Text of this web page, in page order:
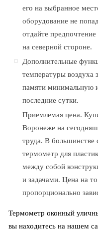
его на выбранное
оборудование не
отдайте
на северной стороне.
Дополнительные
температуры воздуха
памяти минимальную
последние сутки.
Приемлемая цена.
Воронеже на
труда. В большинстве
термометр для
между собой
и задачами. Цена на
пропорционально
Термометр оконный
вы находитесь на нашем